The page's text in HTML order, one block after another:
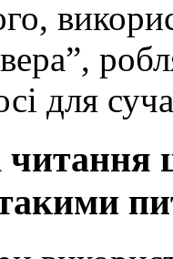
для
такими